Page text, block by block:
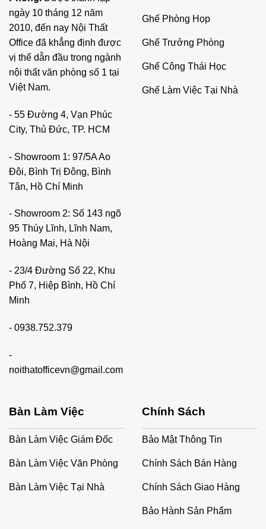
ngày 10 tháng 12 năm
2010, đến nay Nội Thất
Office đã khẳng định được
vị thế dẫn đầu trong ngành
nội thất văn phòng số 1 tại
Việt Nam.
- 55 Đường 4, Vạn Phúc
City, Thủ Đức, TP. HCM
- Showroom 1: 97/5A Ao
Đôi, Bình Trị Đông, Bình
Tân, Hồ Chí Minh
- Showroom 2: Số 143 ngõ
95 Thúy Lĩnh, Lĩnh Nam,
Hoàng Mai, Hà Nội
- 23/4 Đường Số 22, Khu
Phố 7, Hiệp Bình, Hồ Chí
Minh
- 0938.752.379
-
noithatofficevn@gmail.com
Ghế Phòng Họp
Ghế Trưởng Phòng
Ghế Công Thái Học
Ghế Làm Việc Tại Nhà
Bàn Làm Việc
Bàn Làm Việc Giám Đốc
Bàn Làm Việc Văn Phòng
Bàn Làm Việc Tại Nhà
Chính Sách
Bảo Mật Thông Tin
Chính Sách Bán Hàng
Chính Sách Giao Hàng
Bảo Hành Sản Phẩm